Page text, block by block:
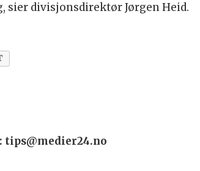
divisjonsdirektør Jørgen Heid.
tips@medier24.no